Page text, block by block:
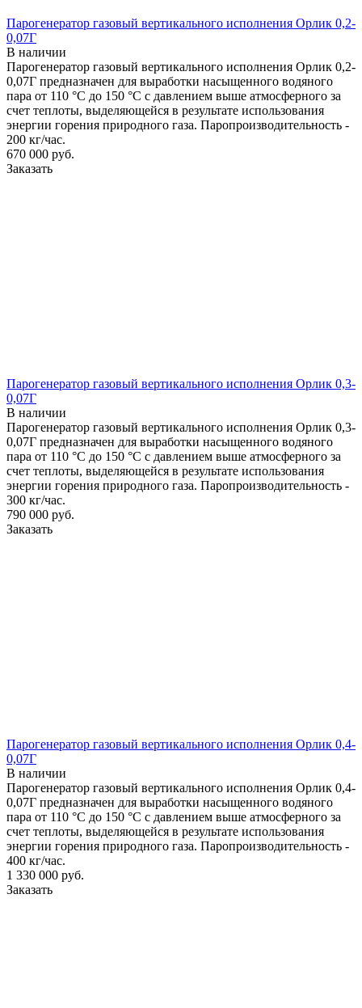
Парогенератор газовый вертикального исполнения Орлик 0,2-
0,07Г
В наличии
Парогенератор газовый вертикального исполнения Орлик 0,2-
0,07Г предназначен для выработки насыщенного водяного
пара от 110 °С до 150 °С с давлением выше атмосферного за
счет теплоты, выделяющейся в результате использования
энергии горения природного газа. Паропроизводительность -
200 кг/час.
670 000 руб.
Заказать
Парогенератор газовый вертикального исполнения Орлик 0,3-
0,07Г
В наличии
Парогенератор газовый вертикального исполнения Орлик 0,3-
0,07Г предназначен для выработки насыщенного водяного
пара от 110 °С до 150 °С с давлением выше атмосферного за
счет теплоты, выделяющейся в результате использования
энергии горения природного газа. Паропроизводительность -
300 кг/час.
790 000 руб.
Заказать
Парогенератор газовый вертикального исполнения Орлик 0,4-
0,07Г
В наличии
Парогенератор газовый вертикального исполнения Орлик 0,4-
0,07Г предназначен для выработки насыщенного водяного
пара от 110 °С до 150 °С с давлением выше атмосферного за
счет теплоты, выделяющейся в результате использования
энергии горения природного газа. Паропроизводительность -
400 кг/час.
1 330 000 руб.
Заказать